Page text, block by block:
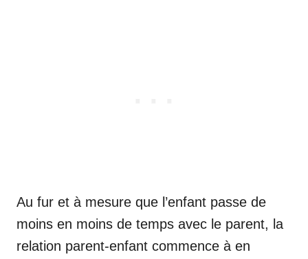
Au fur et à mesure que l’enfant passe de
moins en moins de temps avec le parent, la
relation parent-enfant commence à en